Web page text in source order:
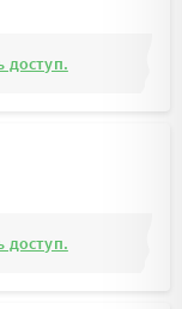
доступ.
доступ.